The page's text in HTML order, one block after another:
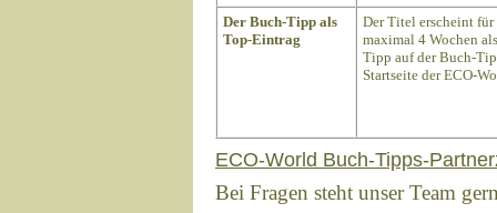
Der Buch-Tipp als
Top-Eintrag
Der Titel erscheint für
maximal 4 Wochen
Tipp auf der Buch-
Startseite der ECO-
ECO-World Buch-Tipps-
Bei Fragen steht unser Team